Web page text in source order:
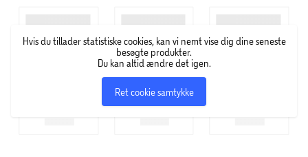
Hvis du tillader statistiske cookies, kan vi nemt vise dig dine seneste
besøgte produkter.
Du kan altid ændre det igen.
Ret cookie samtykke